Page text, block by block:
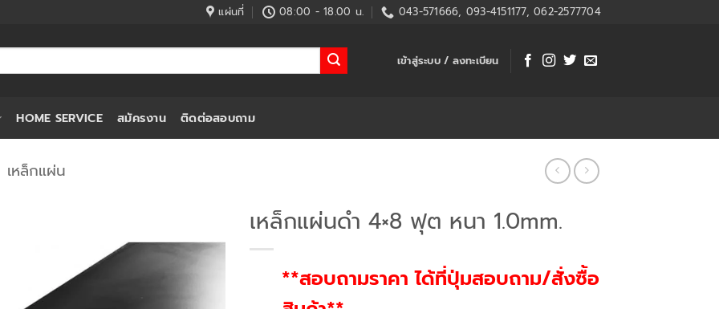
แผ่นที่ 08:00 - 18.00 น. 043-571666, 093-4151177, 062-2577704
เข้าสู่ระบบ / ลงทะเบียน
HOME SERVICE สมัครงาน ติดต่อสอบถาม
เหล็กแผ่น
เหล็กแผ่นดำ 4×8 ฟุต หนา 1.0mm.
**สอบถามราคา ได้ที่ปุ่มสอบถาม/สั่งซื้อ